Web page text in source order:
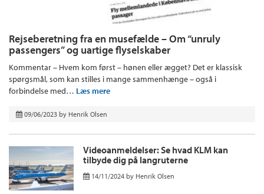
Rejseberetning fra en musefælde – Om “unruly
passengers” og uartige flyselskaber
Kommentar – Hvem kom først – hønen eller ægget? Det er klassisk
spørgsmål, som kan stilles i mange sammenhænge – også i
forbindelse med… Læs mere
09/06/2023 by Henrik Olsen
Videoanmeldelser: Se hvad KLM kan
tilbyde dig på langruterne
14/11/2024 by Henrik Olsen